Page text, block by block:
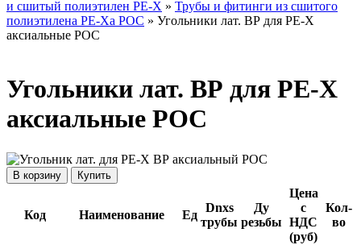
и сшитый полиэтилен PE-X » Трубы и фитинги из сшитого
полиэтилена PE-Xa РОС » Угольники лат. ВР для PE-X
аксиальные РОС
Угольники лат. ВР для PE-X
аксиальные РОС
Купить
Код Наименование Ед
Dnxs
трубы
Ду
резьбы
Цена
с
НДС
(руб)
Кол-
во